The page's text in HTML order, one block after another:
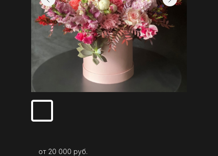
от 20 000 руб.